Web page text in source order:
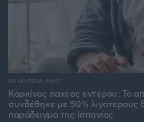
Καρκίνος παχέος εντέρου: Το
συνδέθηκε με 50% λιγότερους
παράδειγμα της Ισπανίας
08.08.2026, 09:31